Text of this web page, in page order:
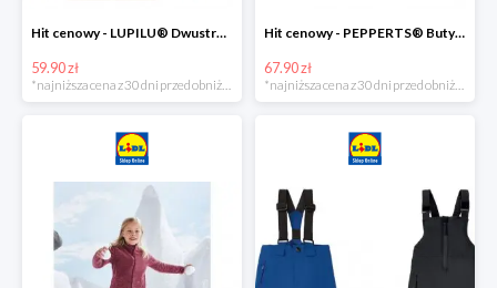
Hit cenowy - LUPILU® Dwustronna kurtka dziecięca z polarem
59.90 zł
*najniższa cena z 30 dni przed obniżką
Hit cenowy - PEPPERTS® Buty zimowe chłopięce
67.90 zł
*najniższa cena z 30 dni przed obniżką